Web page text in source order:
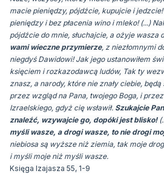
macie pieniędzy, pójdźcie, kupujcie i
pieniędzy i bez płacenia wino i mleko! (...)
pójdźcie do mnie, słuchajcie, a ożyje wasza
wami wieczne przymierze, z niezłomnymi
niegdyś Dawidowi! Jak jego ustanowiłem
księciem i rozkazodawcą ludów, Tak ty
znasz, a narody, które nie znały ciebie,
przez wzgląd na Pana, twojego Boga, i
Izraelskiego, gdyż cię wsławił. Szukajcie
znaleźć, wzywajcie go, dopóki jest blisko!
myśli wasze, a drogi wasze, to nie drogi
niebiosa są wyższe niż ziemia, tak moje
i myśli moje niż myśli wasze.
Księga Izajasza 55, 1-9